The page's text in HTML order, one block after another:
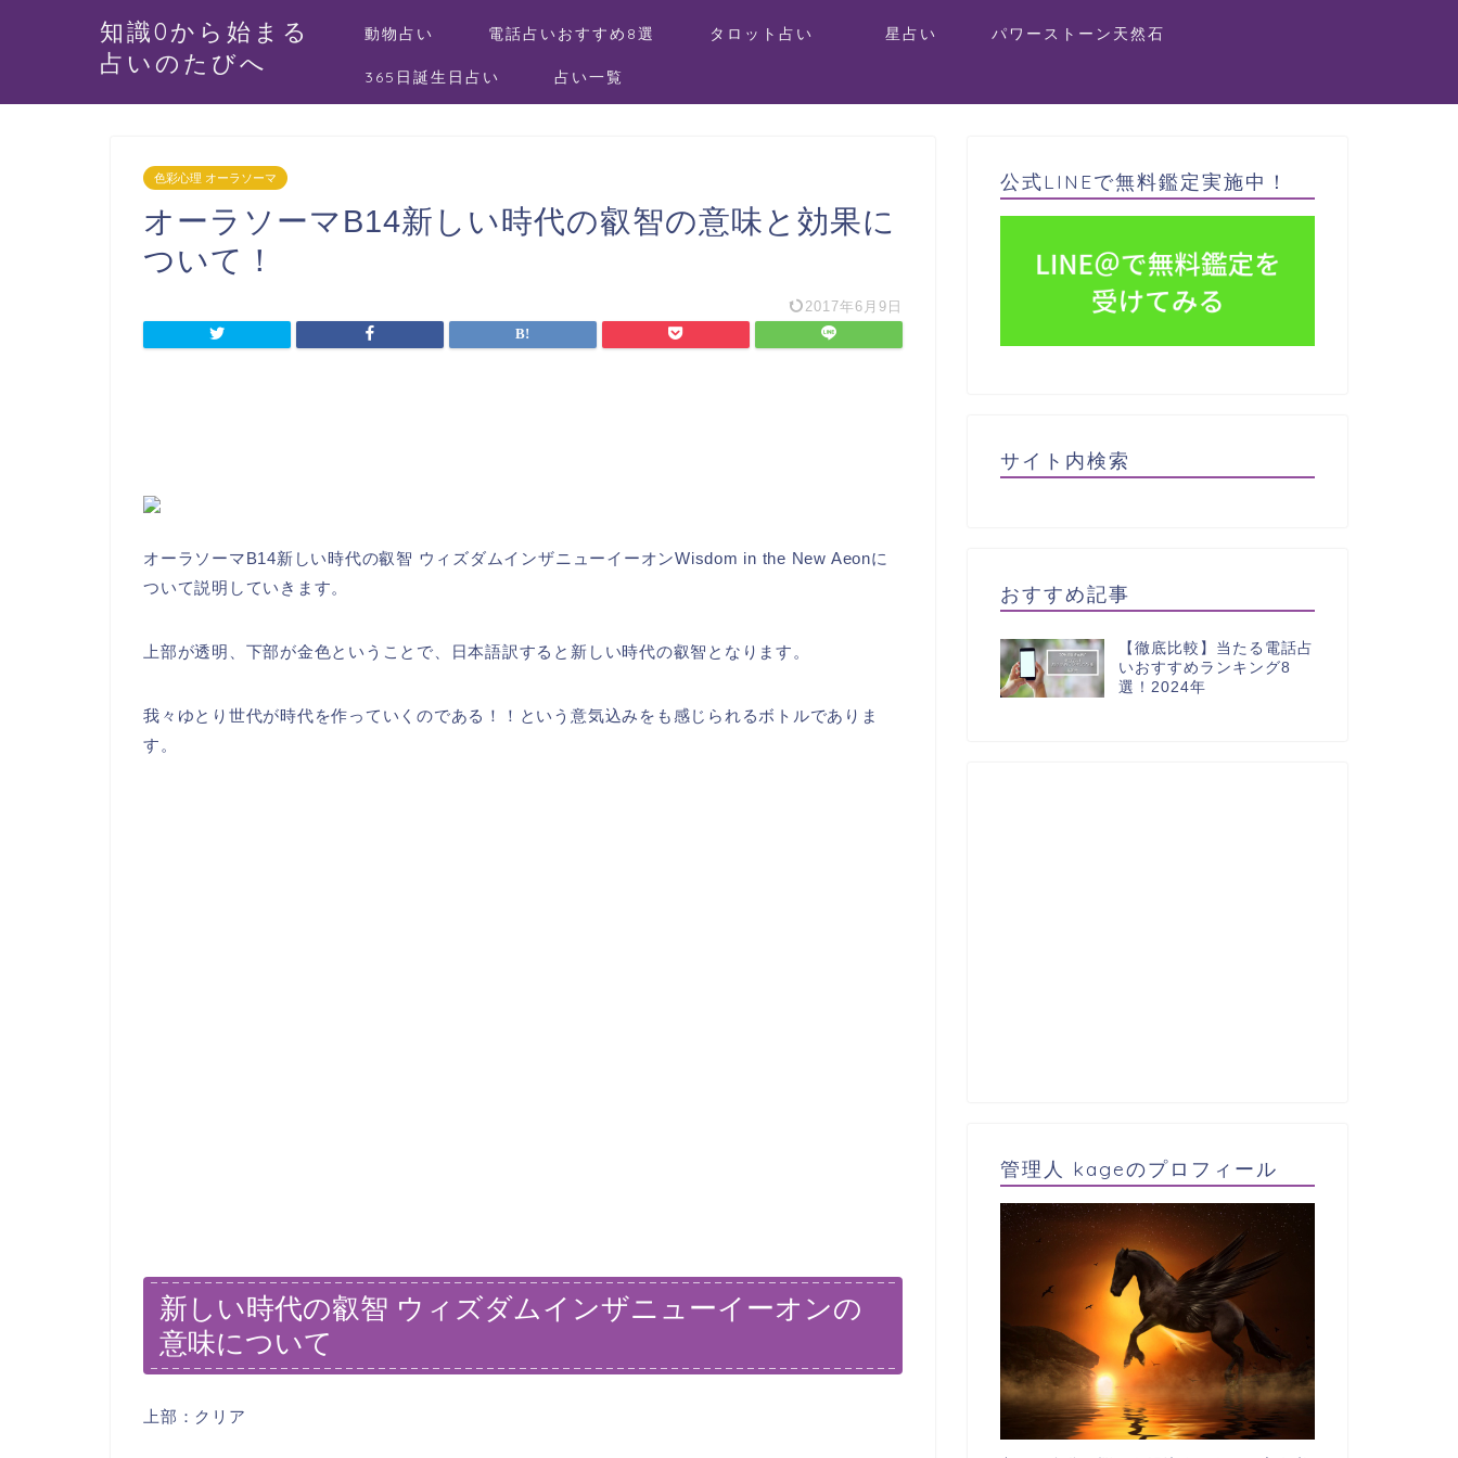
知識0から始まる
占いのたびへ
動物占い 電話占いおすすめ8選 タロット占い 星占い パワーストーン天然石
365日誕生日占い 占い一覧
色彩心理 オーラソーマ
オーラソーマB14新しい時代の叡智の意味と効果に
ついて！
2017年6月9日
オーラソーマB14新しい時代の叡智 ウィズダムインザニューイーオンWisdom in the New Aeonに
ついて説明していきます。
上部が透明、下部が金色ということで、日本語訳すると新しい時代の叡智となります。
我々ゆとり世代が時代を作っていくのである！！という意気込みをも感じられるボトルでありま
す。
新しい時代の叡智 ウィズダムインザニューイーオンの
意味について
上部：クリア
公式LINEで無料鑑定実施中！
サイト内検索
おすすめ記事
【徹底比較】当たる電話占
いおすすめランキング8
選！2024年
管理人 kageのプロフィール